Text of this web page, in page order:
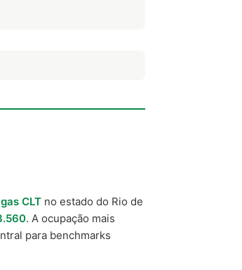
CLT no estado do Rio de
. A ocupação mais
para benchmarks